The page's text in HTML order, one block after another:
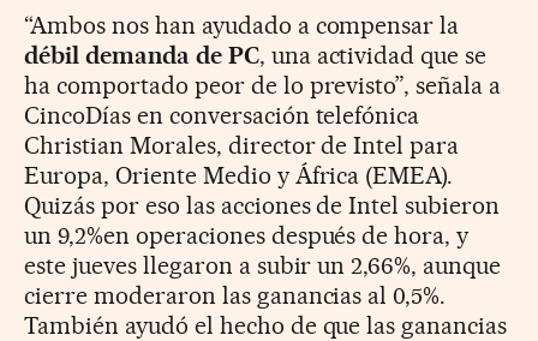
“Ambos nos han ayudado a compensar la
débil demanda de PC, una actividad que se
ha comportado peor de lo previsto”, señala a
CincoDías en conversación telefónica
Christian Morales, director de Intel para
Europa, Oriente Medio y África (EMEA).
Quizás por eso las acciones de Intel subieron
un 9,2%en operaciones después de hora, y
este jueves llegaron a subir un 2,66%, aunque
cierre moderaron las ganancias al 0,5%.
También ayudó el hecho de que las ganancias